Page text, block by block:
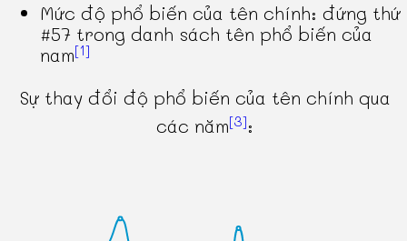
Mức độ phổ biến của tên chính: đứng thứ
#57 trong danh sách tên phổ biến của
nam[1]
Sự thay đổi độ phổ biến của tên chính qua
các năm[3]: